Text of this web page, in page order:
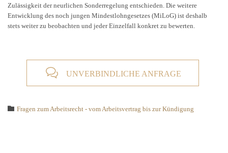
Zulässigkeit der neurlichen Sonderregelung entschieden. Die weitere
Entwicklung des noch jungen Mindestlohngesetzes (MiLoG) ist deshalb
stets weiter zu beobachten und jeder Einzelfall konkret zu bewerten.
 UNVERBINDLICHE ANFRAGE
 Category
Fragen zum Arbeitsrecht - vom Arbeitsvertrag bis zur Kündigung